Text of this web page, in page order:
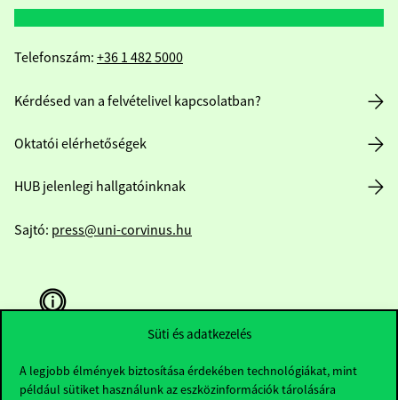
Süti és adatkezelés
A legjobb élmények biztosítása érdekében technológiákat, mint
például sütiket használunk az eszközinformációk tárolására
Telefonszám: +36 1 482 5000
Kérdésed van a felvételivel kapcsolatban?
Oktatói elérhetőségek
HUB jelenlegi hallgatóinknak
Sajtó: press@uni-corvinus.hu
Hasznos linkek